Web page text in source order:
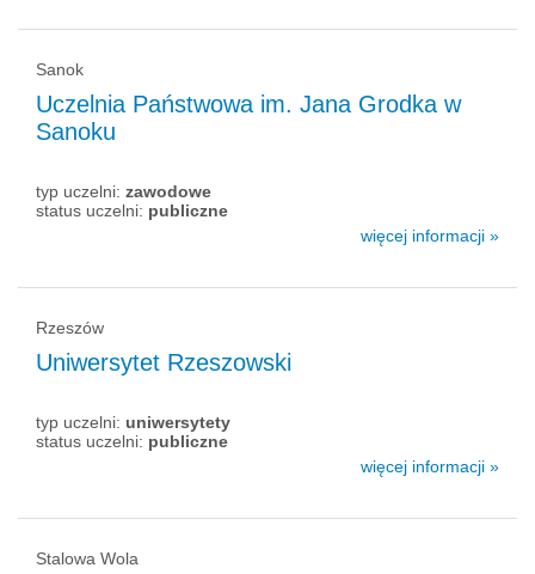
Sanok
Uczelnia Państwowa im. Jana Grodka w
Sanoku
typ uczelni: zawodowe
status uczelni: publiczne
więcej informacji »
Rzeszów
Uniwersytet Rzeszowski
typ uczelni: uniwersytety
status uczelni: publiczne
więcej informacji »
Stalowa Wola